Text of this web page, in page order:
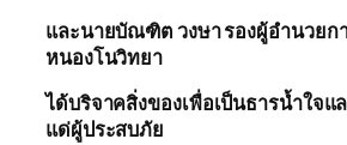
และนายบัณฑิตวงษารองผู้อำนวยก
หนองโนวิทยา
ได้บริจาคสิ่งของเพื่อเป็นธารน้ำใจแ
แด่ผู้ประสบภัย